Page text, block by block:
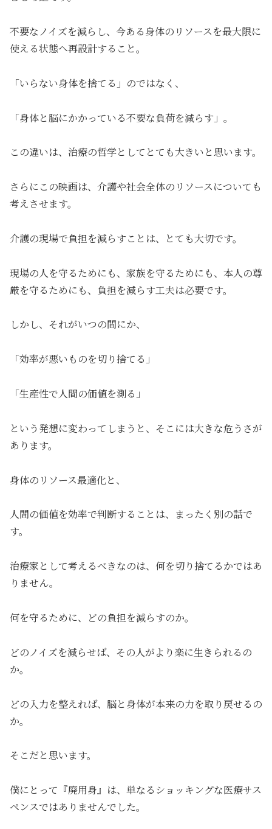
不要なノイズを減らし、今ある身体のリソースを最大限に
使える状態へ再設計すること。
「いらない身体を捨てる」のではなく、
「身体と脳にかかっている不要な負荷を減らす」。
この違いは、治療の哲学としてとても大きいと思います。
さらにこの映画は、介護や社会全体のリソースについても
考えさせます。
介護の現場で負担を減らすことは、とても大切です。
現場の人を守るためにも、家族を守るためにも、本人の尊
厳を守るためにも、負担を減らす工夫は必要です。
しかし、それがいつの間にか、
「効率が悪いものを切り捨てる」
「生産性で人間の価値を測る」
という発想に変わってしまうと、そこには大きな危うさが
あります。
身体のリソース最適化と、
人間の価値を効率で判断することは、まったく別の話で
す。
治療家として考えるべきなのは、何を切り捨てるかではあ
りません。
何を守るために、どの負担を減らすのか。
どのノイズを減らせば、その人がより楽に生きられるの
か。
どの入力を整えれば、脳と身体が本来の力を取り戻せるの
か。
そこだと思います。
僕にとって『廃用身』は、単なるショッキングな医療サス
ペンスではありませんでした。